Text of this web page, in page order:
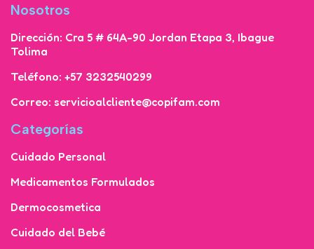
Nosotros
Dirección: Cra 5 # 64A-90 Jordan Etapa 3, Ibague
Tolima
Teléfono: +57 3232540299
Correo: servicioalcliente@copifam.com
Categorías
Cuidado Personal
Medicamentos Formulados
Dermocosmetica
Cuidado del Bebé